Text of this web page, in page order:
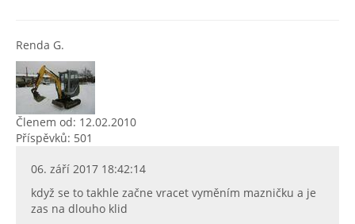
Renda G.
Členem od: 12.02.2010
Příspěvků: 501
06. září 2017 18:42:14
když se to takhle začne vracet vyměním mazničku a je
zas na dlouho klid